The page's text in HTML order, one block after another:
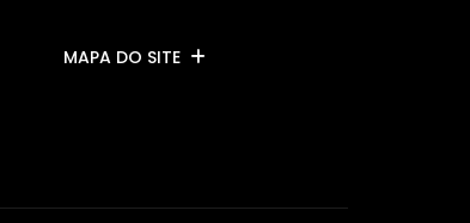
MAPA DO SITE